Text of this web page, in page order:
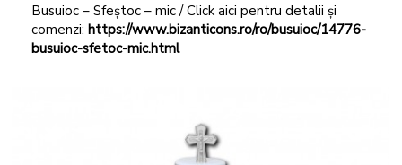
Busuioc – Sfeștoc – mic / Click aici pentru detalii și
comenzi: https://www.bizanticons.ro/ro/busuioc/14776-
busuioc-sfetoc-mic.html